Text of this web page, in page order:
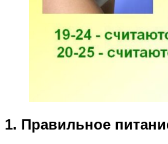
1. Правильное